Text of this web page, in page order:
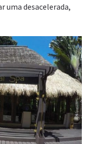
uma desacelerada,